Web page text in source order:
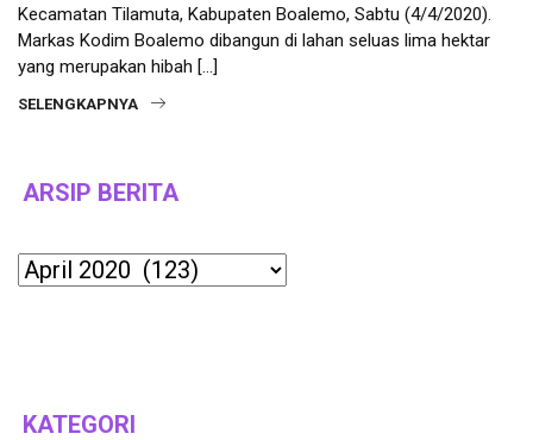
Kecamatan Tilamuta, Kabupaten Boalemo, Sabtu (4/4/2020).
Markas Kodim Boalemo dibangun di lahan seluas lima hektar
yang merupakan hibah […]
SELENGKAPNYA
ARSIP BERITA
Archives
KATEGORI